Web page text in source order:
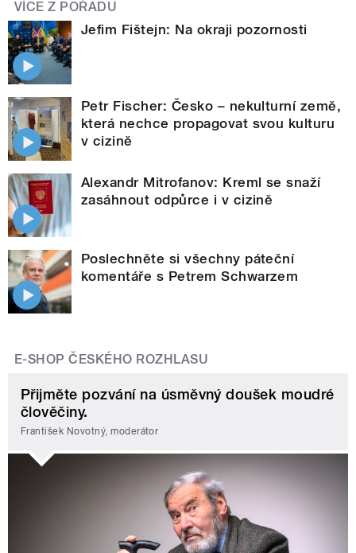
VÍCE Z POŘADU
Jefim Fištejn: Na okraji pozornosti
Petr Fischer: Česko – nekulturní země,
která nechce propagovat svou kulturu
v cizině
Alexandr Mitrofanov: Kreml se snaží
zasáhnout odpůrce i v cizině
Poslechněte si všechny páteční
komentáře s Petrem Schwarzem
E-SHOP ČESKÉHO ROZHLASU
Přijměte pozvání na úsměvný doušek moudré
člověčiny.
František Novotný, moderátor